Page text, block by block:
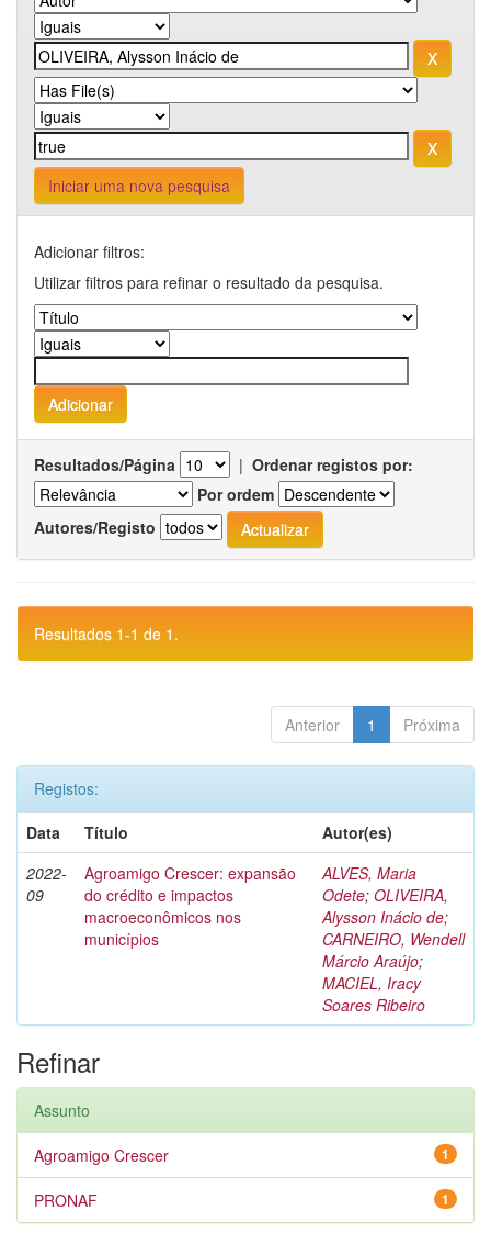
Iniciar uma nova pesquisa
Adicionar filtros:
Utilizar filtros para refinar o resultado da pesquisa.
Resultados/Página | Ordenar registos por:
Por ordem
Autores/Registo
Resultados 1-1 de 1.
Anterior 1 Próxima
Registos:
Data
Título
Autor(es)
2022-
09
Agroamigo Crescer: expansão
do crédito e impactos
macroeconômicos nos
municípios
ALVES, Maria
Odete; OLIVEIRA,
Alysson Inácio de;
CARNEIRO, Wendell
Márcio Araújo;
MACIEL, Iracy
Soares Ribeiro
Refinar
Assunto
1
Agroamigo Crescer
1
PRONAF